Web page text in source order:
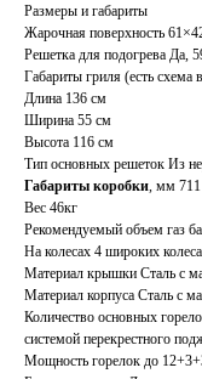
Размеры и габариты
Жарочная поверхность
Решетка для подогрева Да,
Габариты гриля (есть схема
Длина 136 см
Ширина 55 см
Высота 116 см
Тип основных решеток Из
Габариты коробки, мм 711
Вес 46кг
Рекомендуемый объем газ
На колесах 4 широких
Материал крышки Сталь с
Материал корпуса Сталь с
Количество основных
системой перекрестного
Мощность горелок до